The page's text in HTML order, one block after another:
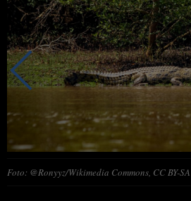
Foto: @Ronyyz/Wikimedia Commons, CC BY-